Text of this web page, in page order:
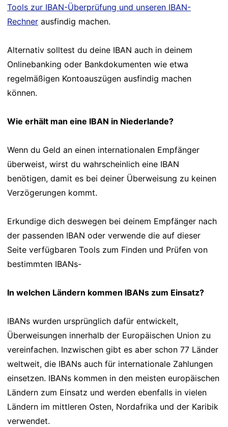
Tools zur IBAN-Überprüfung und unseren IBAN-
Rechner ausfindig machen.
Alternativ solltest du deine IBAN auch in deinem
Onlinebanking oder Bankdokumenten wie etwa
regelmäßigen Kontoauszügen ausfindig machen
können.
Wie erhält man eine IBAN in Niederlande?
Wenn du Geld an einen internationalen Empfänger
überweist, wirst du wahrscheinlich eine IBAN
benötigen, damit es bei deiner Überweisung zu keinen
Verzögerungen kommt.
Erkundige dich deswegen bei deinem Empfänger nach
der passenden IBAN oder verwende die auf dieser
Seite verfügbaren Tools zum Finden und Prüfen von
bestimmten IBANs-
In welchen Ländern kommen IBANs zum Einsatz?
IBANs wurden ursprünglich dafür entwickelt,
Überweisungen innerhalb der Europäischen Union zu
vereinfachen. Inzwischen gibt es aber schon 77 Länder
weltweit, die IBANs auch für internationale Zahlungen
einsetzen. IBANs kommen in den meisten europäischen
Ländern zum Einsatz und werden ebenfalls in vielen
Ländern im mittleren Osten, Nordafrika und der Karibik
verwendet.